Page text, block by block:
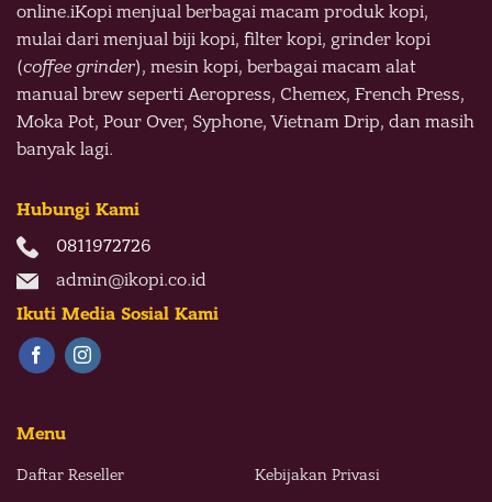
online.iKopi menjual berbagai macam produk kopi,
mulai dari menjual biji kopi, filter kopi, grinder kopi
(coffee grinder), mesin kopi, berbagai macam alat
manual brew seperti Aeropress, Chemex, French Press,
Moka Pot, Pour Over, Syphone, Vietnam Drip, dan masih
banyak lagi.
Hubungi Kami
0811972726
admin@ikopi.co.id
Ikuti Media Sosial Kami
Menu
Daftar Reseller Kebijakan Privasi